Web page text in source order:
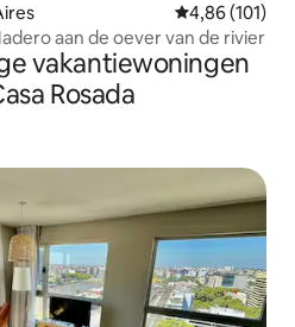
Gemiddelde
4,86 (101)
aan de oever van de rivier
vakantiewoningen
Rosada